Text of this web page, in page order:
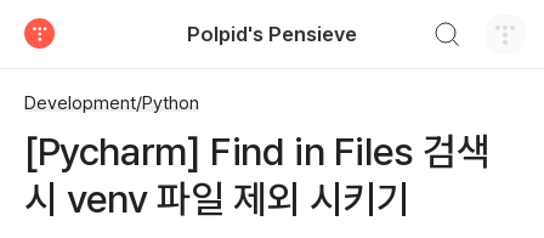
Polpid's Pensieve
Development/Python
[Pycharm] Find in Files 검색
시 venv 파일 제외 시키기